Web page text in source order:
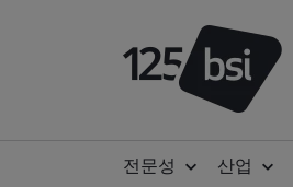
전문성 산업